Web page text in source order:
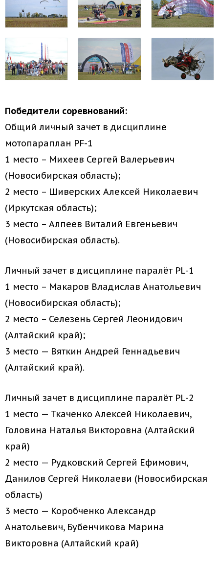
Победители соревнований:
Общий личный зачет в дисциплине
мотопараплан PF-1
1 место – Михеев Сергей Валерьевич
(Новосибирская область);
2 место – Шиверских Алексей Николаевич
(Иркутская область);
3 место – Алпеев Виталий Евгеньевич
(Новосибирская область).
Личный зачет в дисциплине паралёт PL-1
1 место – Макаров Владислав Анатольевич
(Новосибирская область);
2 место – Селезень Сергей Леонидович
(Алтайский край);
3 место — Вяткин Андрей Геннадьевич
(Алтайский край).
Личный зачет в дисциплине паралёт PL-2
1 место — Ткаченко Алексей Николаевич,
Головина Наталья Викторовна (Алтайский
край)
2 место — Рудковский Сергей Ефимович,
Данилов Сергей Николаеви (Новосибирская
область)
3 место — Коробченко Александр
Анатольевич, Бубенчикова Марина
Викторовна (Алтайский край)